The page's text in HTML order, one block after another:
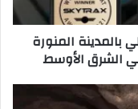
بالمدينة المنورة
الشرق الأوسط